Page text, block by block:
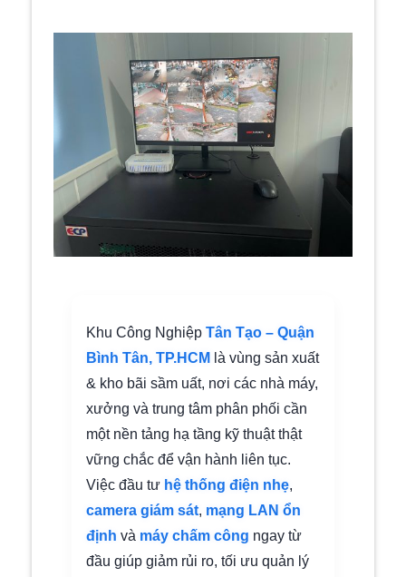
Khu Công Nghiệp Tân Tạo – Quận
Bình Tân, TP.HCM là vùng sản xuất
& kho bãi sầm uất, nơi các nhà máy,
xưởng và trung tâm phân phối cần
một nền tảng hạ tầng kỹ thuật thật
vững chắc để vận hành liên tục.
Việc đầu tư hệ thống điện nhẹ,
camera giám sát, mạng LAN ổn
định và máy chấm công ngay từ
đầu giúp giảm rủi ro, tối ưu quản lý